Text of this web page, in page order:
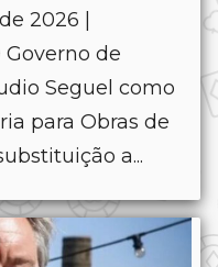
2026 |
de
Seguel como
para Obras de
a...